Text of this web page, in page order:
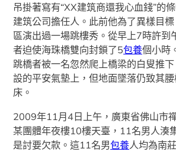
吊掛著寫有“XX建筑商還我心血錢”的
建筑公司擔任人。此前他為了異樣目
區演出過一場跳樓秀。從早上7時許到
者迫使海珠橋雙向封鎖了5包養個小時
跳橋者被一名忽然爬上橋梁的白叟推
設的平安氣墊上，但地面墜落仍致其
床。
2009年11月4日上午，廣東省佛山市
某團體年夜樓10樓天臺，11名男人湊
是討要欠款。這11名男包養人均為南